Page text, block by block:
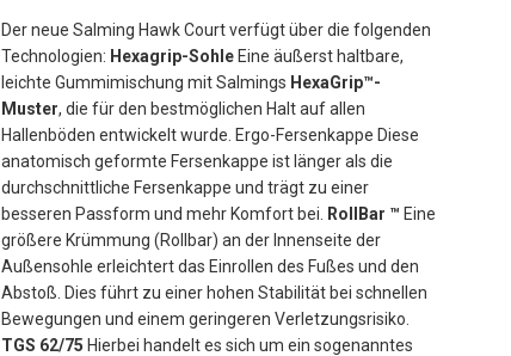
Der neue Salming Hawk Court verfügt über die folgenden
Technologien: Hexagrip-SohleEine äußerst haltbare,
leichte Gummimischung mit Salmings HexaGrip™-
Muster, die für den bestmöglichen Halt auf allen
Hallenböden entwickelt wurde. Ergo-Fersenkappe Diese
anatomisch geformte Fersenkappe ist länger als die
durchschnittliche Fersenkappe und trägt zu einer
besseren Passform und mehr Komfort bei. RollBar ™ Eine
größere Krümmung (Rollbar) an der Innenseite der
Außensohle erleichtert das Einrollen des Fußes und den
Abstoß. Dies führt zu einer hohen Stabilität bei schnellen
Bewegungen und einem geringeren Verletzungsrisiko.
TGS 62/75 Hierbei handelt es sich um ein sogenanntes